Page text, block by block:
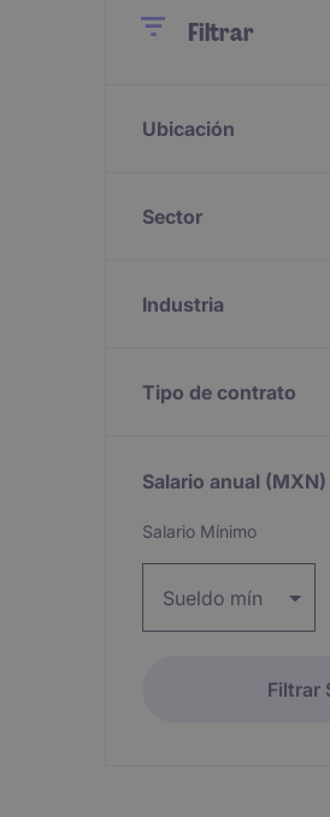
CloseFiltrar
Ubicación
Sector
Industria
Tipo de contrato
Salario anual (MXN)
Salario Mínimo